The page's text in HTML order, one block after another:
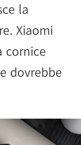
la
Xiaomi
cornice
dovrebbe